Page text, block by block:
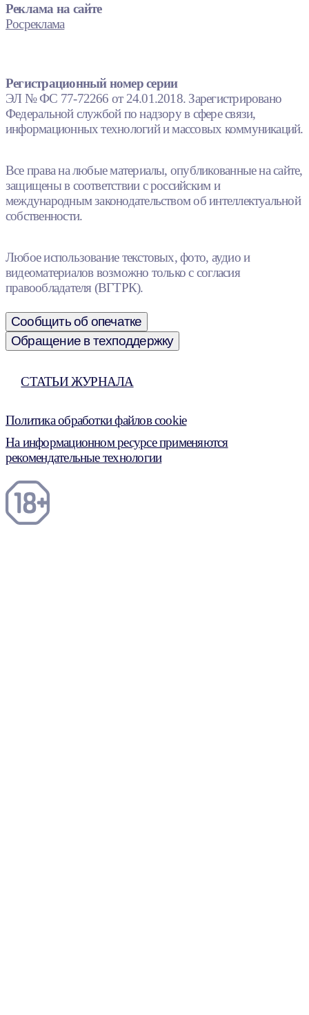
Реклама на сайте
Росреклама
Регистрационный номер серии
ЭЛ № ФС 77-72266 от 24.01.2018. Зарегистрировано
Федеральной службой по надзору в сфере связи,
информационных технологий и массовых коммуникаций.
Все права на любые материалы, опубликованные на сайте,
защищены в соответствии с российским и
международным законодательством об интеллектуальной
собственности.
Любое использование текстовых, фото, аудио и
видеоматериалов возможно только с согласия
правообладателя (ВГТРК).
Сообщить об опечатке
Обращение в техподдержку
СТАТЬИ ЖУРНАЛА
Политика обработки файлов cookie
На информационном ресурсе применяются
рекомендательные технологии